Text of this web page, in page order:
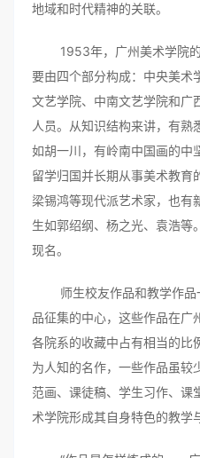
地域和时代精神的关联。
1953年，广州美术学院的
要由四个部分构成：中央美术
文艺学院、中南文艺学院和广
人员。从知识结构来讲，有熟
如胡一川，有岭南中国画的中
留学归国并长期从事美术教育
梁锡鸿等现代派艺术家，也有
生如郭绍纲、杨之光、袁浩
现名。
师生校友作品和教学作品
品征集的中心，这些作品在广
各院系的收藏中占有相当的比
为人知的名作，一些作品虽较
范画、课徒稿、学生习作、课
术学院形成其自身特色的教学